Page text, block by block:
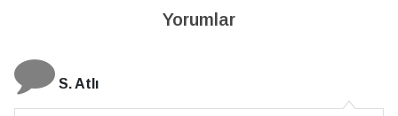
Yorumlar